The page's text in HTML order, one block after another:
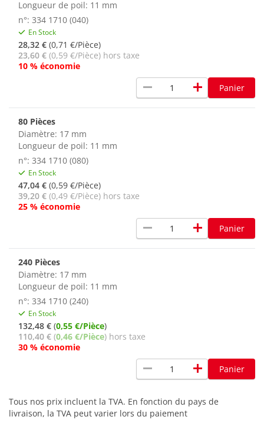
Longueur de poil: 11 mm
n°: 334 1710 (040)
En Stock
28,32 € (0,71 €/Pièce)
23,60 € (0,59 €/Pièce) hors taxe
10 % économie
remove add Panier
80 Pièces
Diamètre: 17 mm
Longueur de poil: 11 mm
n°: 334 1710 (080)
En Stock
47,04 € (0,59 €/Pièce)
39,20 € (0,49 €/Pièce) hors taxe
25 % économie
remove add Panier
240 Pièces
Diamètre: 17 mm
Longueur de poil: 11 mm
n°: 334 1710 (240)
En Stock
132,48 € (0,55 €/Pièce)
110,40 € (0,46 €/Pièce) hors taxe
30 % économie
remove add Panier
Tous nos prix incluent la TVA. En fonction du pays de
livraison, la TVA peut varier lors du paiement